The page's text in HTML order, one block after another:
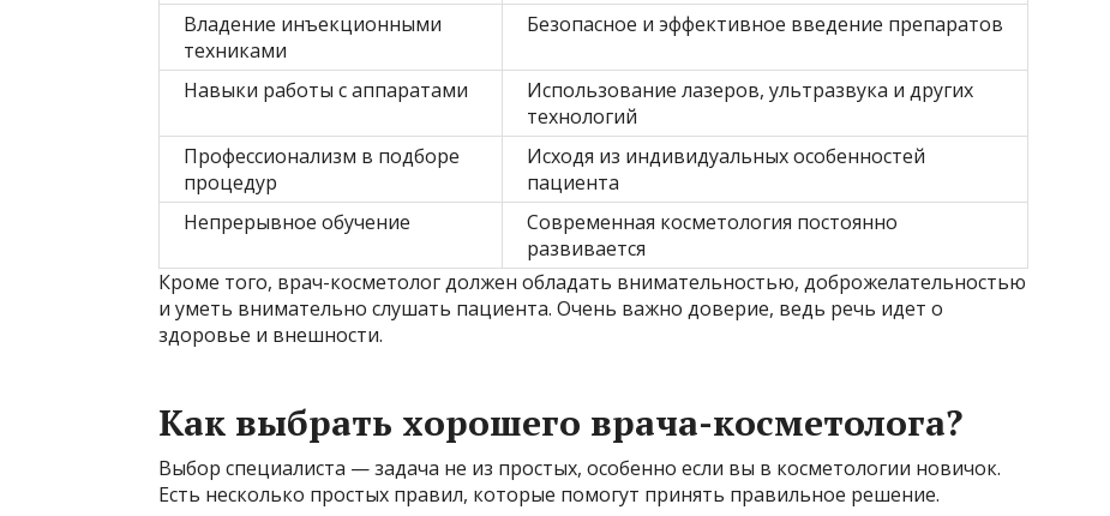
Владение инъекционными
техниками
Безопасное и эффективное введение препаратов
Навыки работы с аппаратами
Использование лазеров, ультразвука и других
технологий
Профессионализм в подборе
процедур
Исходя из индивидуальных особенностей
пациента
Непрерывное обучение
Современная косметология постоянно
развивается
Кроме того, врач-косметолог должен обладать внимательностью, доброжелательностью
и уметь внимательно слушать пациента. Очень важно доверие, ведь речь идет о
здоровье и внешности.
Как выбрать хорошего врача-косметолога?
Выбор специалиста — задача не из простых, особенно если вы в косметологии новичок.
Есть несколько простых правил, которые помогут принять правильное решение.